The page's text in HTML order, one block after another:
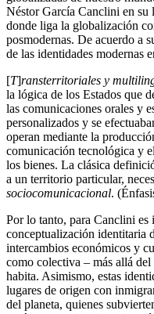
Néstor García Canclini en su
donde liga la globalización
posmodernas. De acuerdo a
de las identidades modernas
[T]ransterritoriales y
la lógica de los Estados que
las comunicaciones orales y
personalizados y se
operan mediante la
comunicación tecnológica y
los bienes. La clásica
a un territorio particular,
sociocomunicacional.
Por lo tanto, para Canclini es
conceptualización identitaria
intercambios económicos y
como colectiva – más allá
habita. Asimismo, estas
lugares de origen con
del planeta, quienes